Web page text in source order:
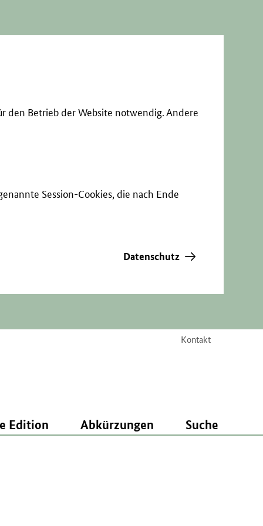
den Betrieb der Website notwendig. Andere
Session-Cookies, die nach Ende
Datenschutz
Kontakt
Edition Abkürzungen Suche